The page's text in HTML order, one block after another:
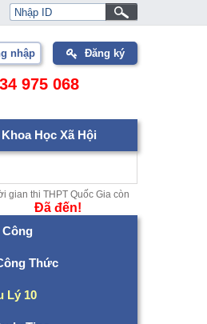
nhập Đăng ký
975 068
Khoa Học Xã Hội
gian thi THPT Quốc Gia còn
Ðã đến!
Công
Thức
Lý 10